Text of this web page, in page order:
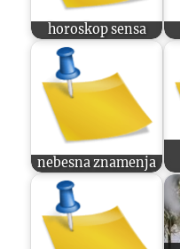
horoskop sensa
nebesna znamenja